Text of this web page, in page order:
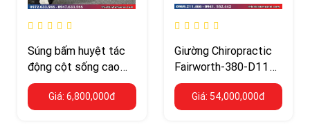
Súng bấm huyệt tác
động cột sống cao
cấp
Giá: 6,800,000đ
Giường Chiropractic
Fairworth-380-D111
– chịu tải 200 kg,
nâng hạ điện
Giá: 54,000,000đ